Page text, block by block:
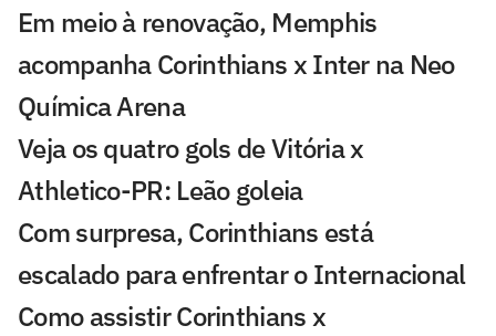
Em meio à renovação, Memphis
acompanha Corinthians x Inter na Neo
Química Arena
Veja os quatro gols de Vitória x
Athletico-PR: Leão goleia
Com surpresa, Corinthians está
escalado para enfrentar o Internacional
Como assistir Corinthians x